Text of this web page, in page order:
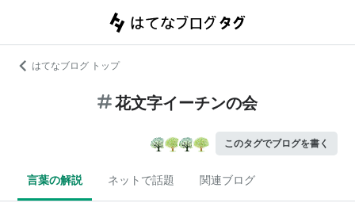
はてなブログ トップ
花文字イーチンの会
このタグでブログを書く
言葉の解説 ネットで話題 関連ブログ